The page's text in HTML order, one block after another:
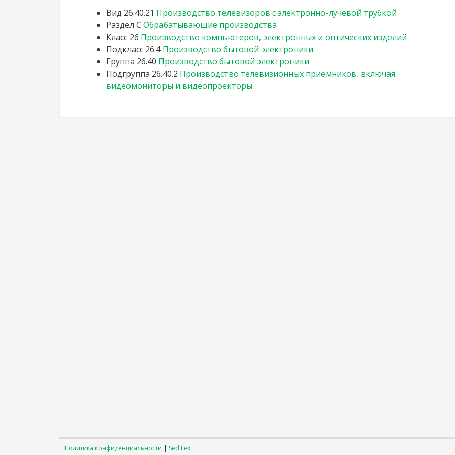
Вид 26.40.21 Производство телевизоров с электронно-лучевой трубкой
Раздел C Обрабатывающие производства
Класс 26 Производство компьютеров, электронных и оптических изделий
Подкласс 26.4 Производство бытовой электроники
Группа 26.40 Производство бытовой электроники
Подгруппа 26.40.2 Производство телевизионных приемников, включая
видеомониторы и видеопроекторы
Политика конфиденциальности | Sed Lex